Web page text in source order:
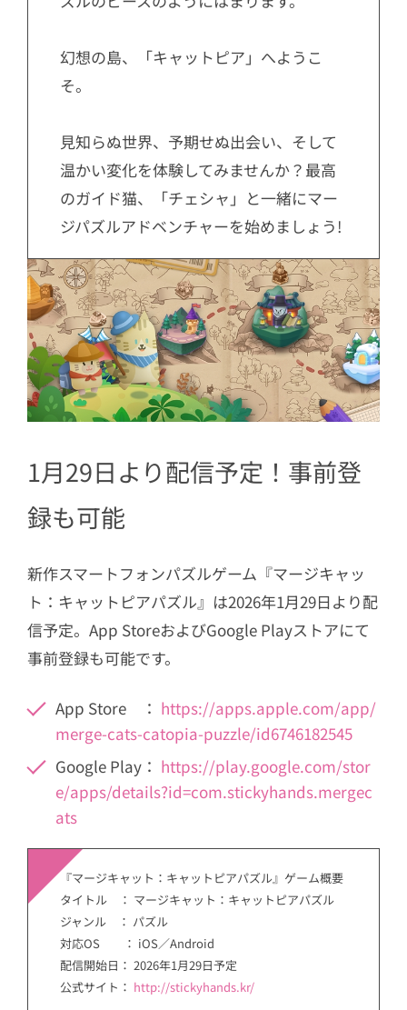
幻想の島、「キャットピア」へようこ
そ。
見知らぬ世界、予期せぬ出会い、そして
温かい変化を体験してみませんか？最高
のガイド猫、「チェシャ」と一緒にマー
ジパズルアドベンチャーを始めましょう!
1月29日より配信予定！事前登
録も可能
新作スマートフォンパズルゲーム『マージキャッ
ト：キャットピアパズル』は2026年1月29日より配
信予定。App StoreおよびGoogle Playストアにて
事前登録も可能です。
App Store ： https://apps.apple.com/app/
merge-cats-catopia-puzzle/id6746182545
Google Play： https://play.google.com/stor
e/apps/details?id=com.stickyhands.mergec
ats
『マージキャット：キャットピアパズル』ゲーム概要
タイトル ： マージキャット：キャットピアパズル
ジャンル ： パズル
対応OS ： iOS／Android
配信開始日： 2026年1月29日予定
公式サイト： http://stickyhands.kr/